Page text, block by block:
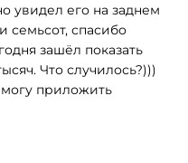
увидел его на заднем
семьсот, спасибо
зашёл показать
Что случилось?)))
могу приложить